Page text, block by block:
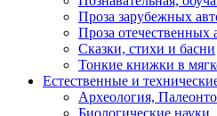
Проза зарубежных
Проза отечественных
Сказки, стихи и басни
Тонкие книжки в
Естественные и
Археология,
Биологические науки